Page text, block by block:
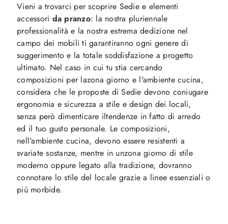
Vieni a trovarci per scoprire Sedie e elementi
accessori da pranzo: la nostra pluriennale
professionalità e la nostra estrema dedizione nel
campo dei mobili ti garantiranno ogni genere di
suggerimento e la totale soddisfazione a progetto
ultimato. Nel caso in cui tu stia cercando
composizioni per lazona giorno e l'ambiente cucina,
considera che le proposte di Sedie devono coniugare
ergonomia e sicurezza a stile e design dei locali,
senza però dimenticare iltendenze in fatto di arredo
ed il tuo gusto personale. Le composizioni,
nell'ambiente cucina, devono essere resistenti a
svariate sostanze, mentre in unzona giorno di stile
moderno oppure legato alla tradizione, dovranno
connotare lo stile del locale grazie a linee essenziali o
più morbide.